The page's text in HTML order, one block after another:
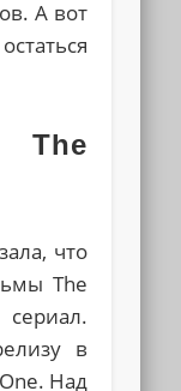
А вот
что
The
в
Над